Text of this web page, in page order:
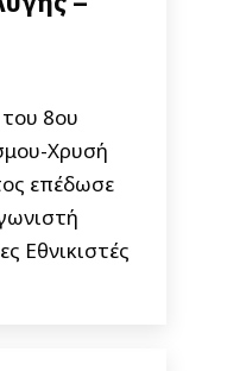
8ου
Χρυσή
επέδωσε
Εθνικιστές